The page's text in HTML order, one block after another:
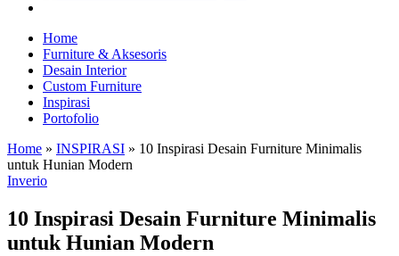
Home
Furniture & Aksesoris
Desain Interior
Custom Furniture
Inspirasi
Portofolio
Home » INSPIRASI » 10 Inspirasi Desain Furniture Minimalis
untuk Hunian Modern
Inverio
10 Inspirasi Desain Furniture Minimalis
untuk Hunian Modern